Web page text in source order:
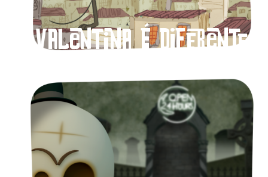
Valentina é diferente